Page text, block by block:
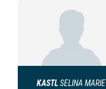
KASTLSELINA MARIE